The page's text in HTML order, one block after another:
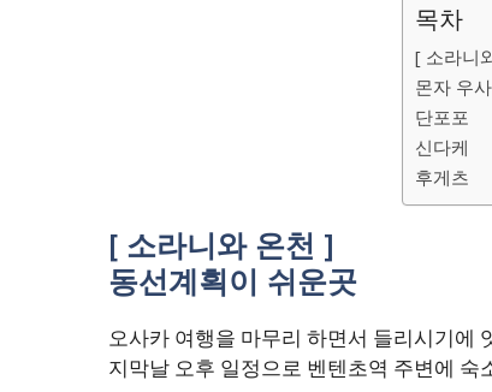
목차
[ 소라니
몬자 우
단포포
신다케
후게츠
[ 소라니와 온천 ]
동선계획이 쉬운곳
오사카 여행을 마무리 하면서 들리시기에
지막날 오후 일정으로 벤텐초역 주변에 숙